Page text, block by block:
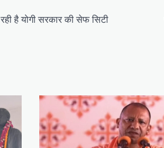
है योगी सरकार की सेफ सिटी